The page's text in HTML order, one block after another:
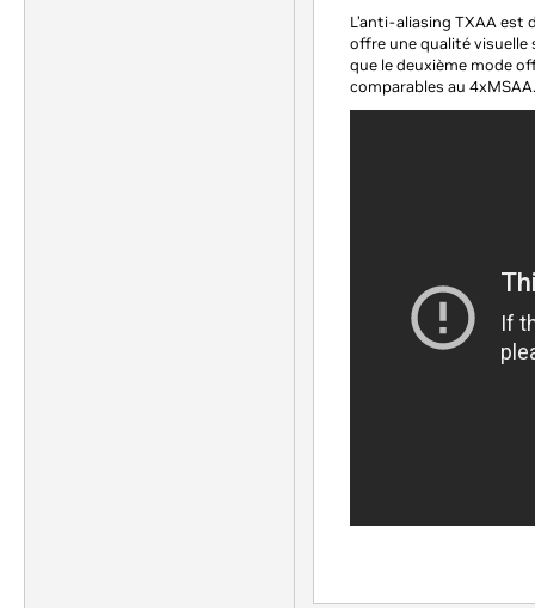
L’anti-aliasing TXAA est
offre une qualité visuelle
que le deuxième mode
comparables au 4xMSAA.